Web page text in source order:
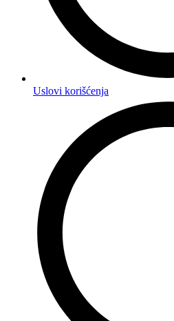
Uslovi korišćenja